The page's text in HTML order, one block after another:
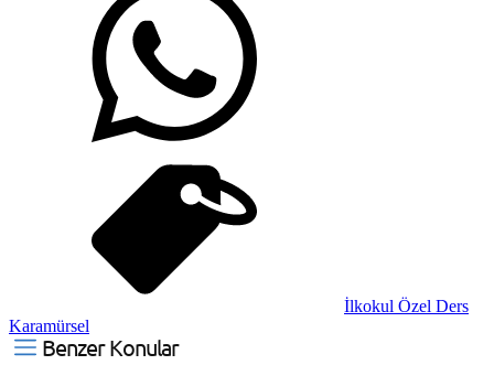
İlkokul Özel Ders
Karamürsel
Benzer Konular